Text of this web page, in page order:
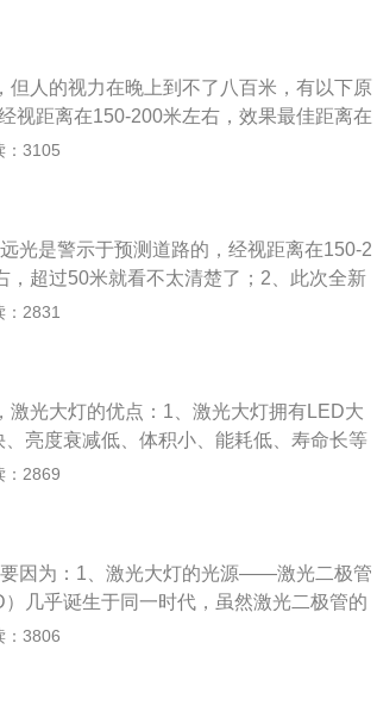
更加棱角分明。倒梯形大灯组搭配HD矩阵
之势。激光束的能见度范围是采用传统照
境中驾驶的能见度和预见性，以智能光芒
奥迪车型的“标志”，且内部选用OLED作为
，迈入全触摸时代。中控台上的两块全高
以下一个时代的操作体验，再度引领前
人的视力在晚上到不了八百米，有以下原
视距离在150-200米左右，效果最佳距离在
2、汽车大灯包括远光灯和近光灯，远光
距离约30-40米，照射范围大约160°，远
射到更高更远的地方（照射距离根据大灯
离通常在80——120米，近光的照射距离在
：3105
光是警示于预测道路的，经视距离在150-2
，超过50米就看不太清楚了；2、此次全新
三种，由低到高分别为LED大灯、矩阵式L
，进一步增强黑暗环境中驾驶的能见度和
：2831
光大灯的优点：1、激光大灯拥有LED大
亮度衰减低、体积小、能耗低、寿命长等
积方面具有优势，单个激光二极管元件的
大幅度缩小，这也许将为汽车前脸上各个
、激光大灯另一个显著优势是在发光效率
率可以达到每瓦100流明左右，那么激光
，这意味着，当满足同样照明条件时，使
，进一步减少了能量消3、耗，也更加符
者使激光通过石英等透明介质，导致光谱
：2869
因为：1、激光大灯的光源——激光二极管
几乎诞生于同一时代，虽然激光二极管的
是其应用范围更加广泛，在测量、电子、
衰减低、体积小、能耗低、寿命长等等。
：3806